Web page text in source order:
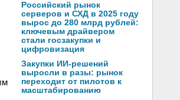
Российский рынок
серверов и СХД в 2025 году
вырос до 280 млрд рублей:
ключевым драйвером
стали госзакупки и
цифровизация
Закупки ИИ-решений
выросли в разы: рынок
переходит от пилотов к
масштабированию